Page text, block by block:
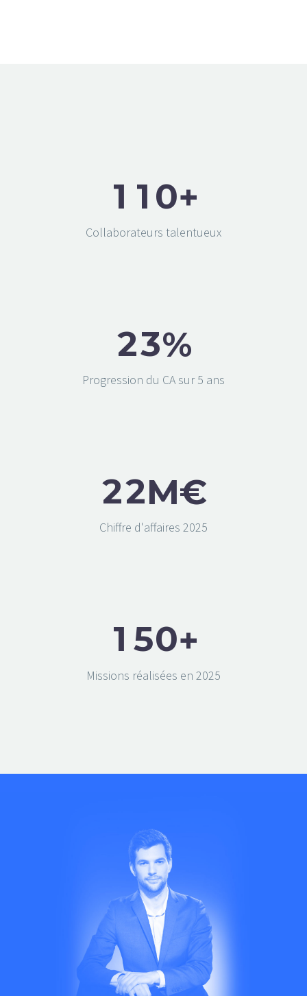
1 1 0+
Collaborateurs talentueux
23%
Progression du CA sur 5 ans
22M€
Chiffre d'affaires 2025
1 50+
Missions réalisées en 2025